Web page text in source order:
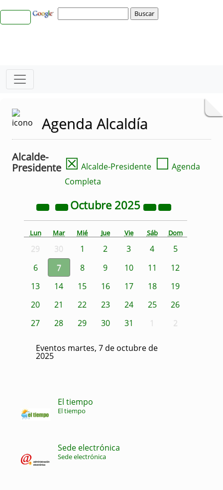
Agenda Alcaldía
Alcalde-
Presidente ☒ Alcalde-Presidente ☐ Agenda
Completa
Octubre 2025
Lun Mar Mié Jue Vie Sáb Dom
29 30 1 2 3 4
5
6
7 8 9 10 11
12
13
14 15 16 17 18
19
20
21 22 23 24 25
26
27
28 29 30 31 1 2
Eventos martes, 7 de octubre de
2025
El tiempo
El tiempo
Sede electrónica
Sede electrónica